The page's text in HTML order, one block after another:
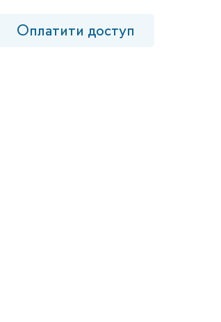
Оплатити доступ